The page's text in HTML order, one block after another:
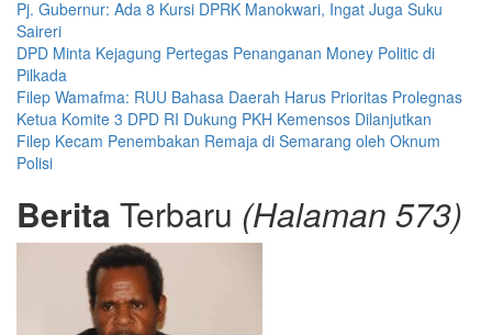
Pj. Gubernur: Ada 8 Kursi DPRK Manokwari, Ingat Juga Suku
Saireri
DPD Minta Kejagung Pertegas Penanganan Money Politic di
Pilkada
Filep Wamafma: RUU Bahasa Daerah Harus Prioritas Prolegnas
Ketua Komite 3 DPD RI Dukung PKH Kemensos Dilanjutkan
Filep Kecam Penembakan Remaja di Semarang oleh Oknum
Polisi
Berita Terbaru (Halaman 573)